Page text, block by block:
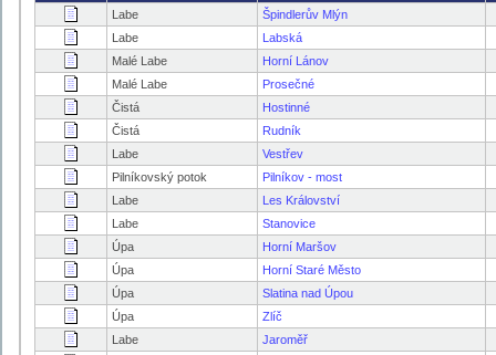
Labe
Špindlerův Mlýn
Labe
Labská
Malé Labe
Horní Lánov
Malé Labe
Prosečné
Čistá
Hostinné
Čistá
Rudník
Labe
Vestřev
Pilníkovský potok
Pilníkov - most
Labe
Les Království
Labe
Stanovice
Úpa
Horní Maršov
Úpa
Horní Staré Město
Úpa
Slatina nad Úpou
Úpa
Zlíč
Labe
Jaroměř